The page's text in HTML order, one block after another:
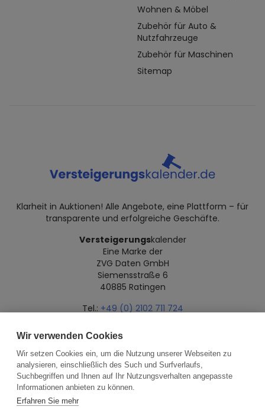
Wohnen & Möbel
Zubehör für Auto &
Nutzfahrzeuge
Zubehör für Maschinen
Sitemap
Klarheit in Auktionen! Alle Angebote, eine Plattform – für
transparente und erfolgreiche Geschäfte.
Versteigerungskalender
Eine Marke der
ZVG Daten GmbH
Siemensstraße 6
40885 Ratingen
Tel.: +49 (0) 2102 711 724
Datenschutz Impressum Über uns
Wir verwenden Cookies
Wir setzen Cookies ein, um die Nutzung unserer Webseiten zu
analysieren, einschließlich des Such und Surfverlaufs,
Suchbegriffen und Ihnen auf Ihr Nutzungsverhalten angepasste
Informationen anbieten zu können.
Erfahren Sie mehr